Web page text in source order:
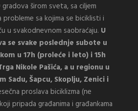
širom sveta, sa ciljem
probleme sa kojima se biciklisti i
u svakodnevnom saobraćaju. U
se svake poslednje subote u
u 17h (proleće i leto) i 15h
Nikole Pašića, a u regionu u
Sadu, Šapcu, Skoplju, Zenici i
proslava biciklizma (ne
pripada građanima i građankama